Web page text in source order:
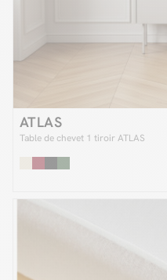
ATLAS
Table de chevet 1 tiroir ATLAS